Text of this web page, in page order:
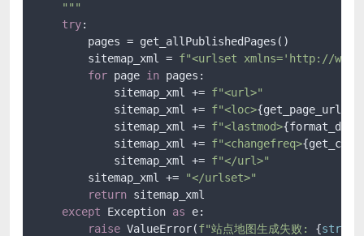
    """
try:
        pages = get_allPublishedPages()
        sitemap_xml =
f"<urlset xmlns='http://
for page in pages:
            sitemap_xml +=
f"<url>"
            sitemap_xml +=
f"<loc>
            sitemap_xml +=
f"<lastmod>
            sitemap_xml +=
f"<changefreq>
            sitemap_xml +=
f"</url>"
        sitemap_xml +=
"</urlset>"
return sitemap_xml
except Exception as e:
raise ValueError(f"站点地图生成失败: {str